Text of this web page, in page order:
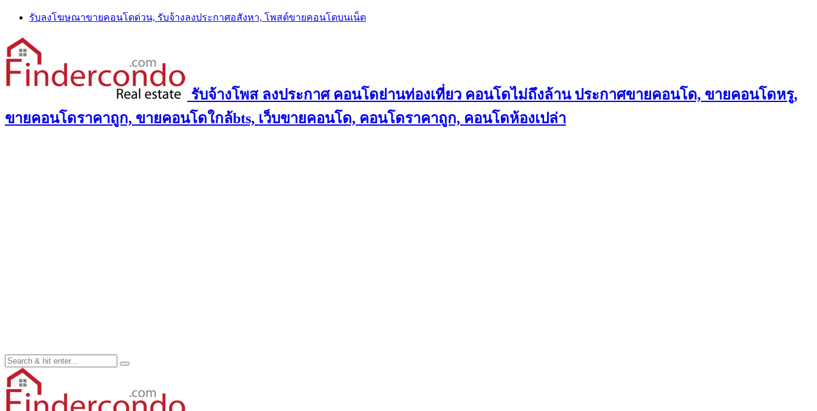
Skip
content
รับลงโฆษณาขายคอนโดด่วน, รับจ้างลงประกาศอสังหา, โพสต์ขายคอนโดบนเน็ต
รับจ้างโพส ลงประกาศ คอนโดย่านท่องเที่ยว คอนโดไม่ถึงล้าน ประกาศขายคอนโด, ขายคอนโดหรู,
ขายคอนโดราคาถูก, ขายคอนโดใกล้bts, เว็บขายคอนโด, คอนโดราคาถูก, คอนโดห้องเปล่า